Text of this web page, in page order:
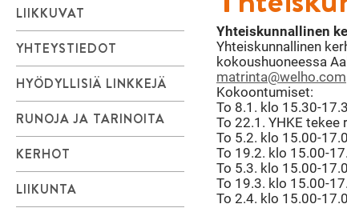
LIIKKUVAT
YHTEYSTIEDOT
HYÖDYLLISIÄ LINKKEJÄ
RUNOJA JA TARINOITA
KERHOT
LIIKUNTA
Yhteiskunnallinen
Yhteiskunnallinen
kokoushuoneessa
matrinta@welho.com
Kokoontumiset:
To 8.1. klo 15.30-
To 22.1. YHKE
To 5.2. klo 15.00-
To 19.2. klo 15.00-
To 5.3. klo 15.00-
To 19.3. klo 15.00-
To 2.4. klo 15.00-